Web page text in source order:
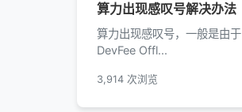
算力出现感叹号解决办法
算力出现感叹号，一般是由于
DevFee Offl...
3,914 次浏览